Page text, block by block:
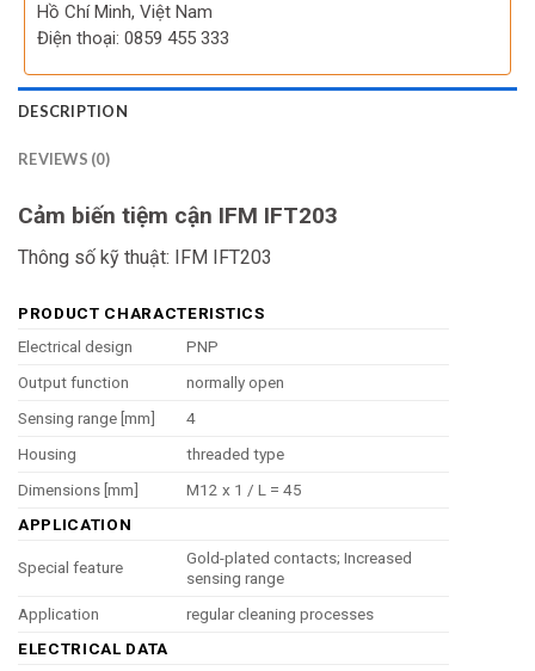
Hồ Chí Minh, Việt Nam
Điện thoại: 0859 455 333
DESCRIPTION
REVIEWS (0)
Cảm biến tiệm cận IFM IFT203
Thông số kỹ thuật: IFM IFT203
PRODUCT CHARACTERISTICS
Electrical design
PNP
Output function
normally open
Sensing range [mm]
4
Housing
threaded type
Dimensions [mm]
M12 x 1 / L = 45
APPLICATION
Special feature
Gold-plated contacts; Increased
sensing range
Application
regular cleaning processes
ELECTRICAL DATA